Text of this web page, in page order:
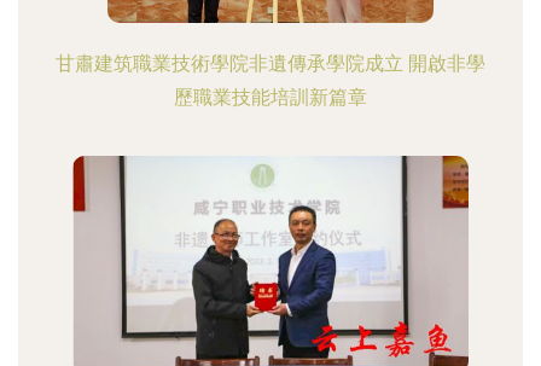
甘肅建筑職業技術學院非遺傳承學院成立 開啟非學
歷職業技能培訓新篇章